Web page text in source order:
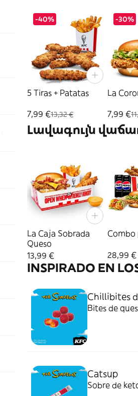
-40%
5 Tiras + Patatas
7,99 €13,32 €
-30%
La
7,99 €
Լավագույն
La Caja Sobrada
Queso
13,99 €
Combo
28,99 €
INSPIRADO EN
Chillibites
Bites de
Catsup
Sobre de